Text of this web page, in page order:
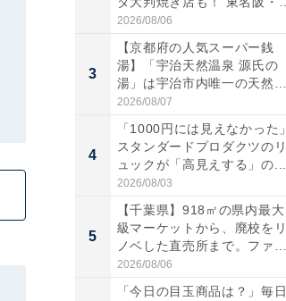
伊...
2026/08/06
3
【京都府の人気スーパー銭
湯】「宇治天然温泉 源氏の
湯」は宇治市内唯一の天然温
泉と...
2026/08/07
4
「1000円には見えなかった」
スタンダードプロダクツのリ
ュックが「高見えする」の...
2026/08/03
5
【千葉県】918㎡の県内最大
級マーケットから、廃校をリ
ノベした直売所まで。ファ
ー...
2026/08/06
「今日の目玉商品は？」毎日